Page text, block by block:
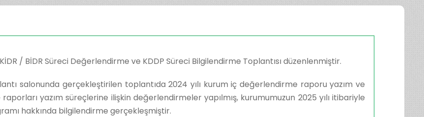
/ BİDR Süreci Değerlendirme ve KDDP Süreci Bilgilendirme Toplantısı düzenlenmiştir.
salonunda gerçekleştirilen toplantıda 2024 yılı kurum iç değerlendirme raporu yazım ve
yazım süreçlerine ilişkin değerlendirmeler yapılmış, kurumumuzun 2025 yılı itibariyle
hakkında bilgilendirme gerçekleşmiştir.